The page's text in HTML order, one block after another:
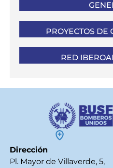
PROYECTOS DE
RED
Dirección
Pl. Mayor de Villaverde, 5,